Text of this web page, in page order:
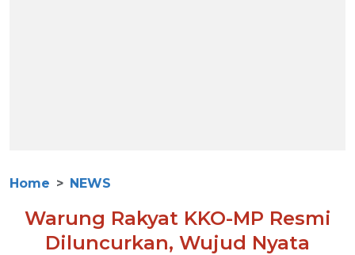
Home NEWS
Warung Rakyat KKO-MP Resmi
Diluncurkan, Wujud Nyata